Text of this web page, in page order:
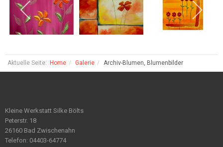
Aktuelle Seite: Home Galerie Archiv-Blumen, Blumenbilder
Kleine Werkstatt Silke Bölts
Peterstr. 18
26160 Bad Zwischenahn
Telefon: 04403-64774